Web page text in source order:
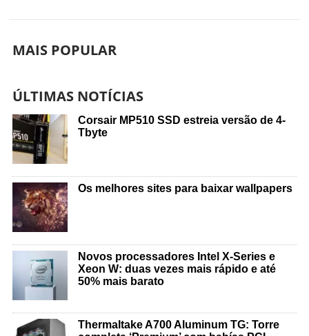
MAIS POPULAR
ÚLTIMAS NOTÍCIAS
Corsair MP510 SSD estreia versão de 4-
Tbyte
Os melhores sites para baixar wallpapers
Novos processadores Intel X-Series e
Xeon W: duas vezes mais rápido e até
50% mais barato
Thermaltake A700 Aluminum TG: Torre